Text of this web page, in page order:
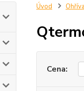
Úvod
Cena: